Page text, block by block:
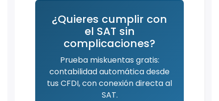
¿Quieres cumplir con
el SAT sin
complicaciones?
Prueba miskuentas gratis:
contabilidad automática desde
tus CFDI, con conexión directa al
SAT.